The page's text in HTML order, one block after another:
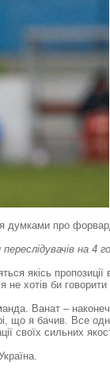
думками про
на 4
якісь
хотів би говорити
Ванат –
що я бачив. Все
своїх сильних